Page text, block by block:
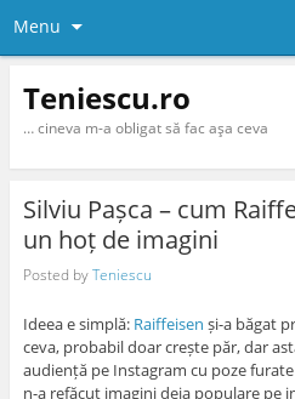
Menu
Teniescu.ro
… cineva m-a obligat să fac aşa ceva
Silviu Pașca – cum
un hoț de imagini
Posted byTeniescu
Ideea e simplă: Raiffeisen și-a băgat
ceva, probabil doar crește păr, dar
audiență pe Instagram cu poze
n-a refăcut imagini deja populare pe